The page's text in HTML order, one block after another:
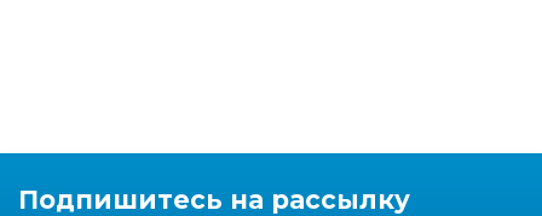
Подпишитесь на рассылку